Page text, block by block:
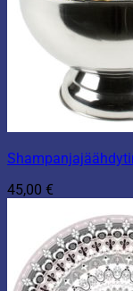
45,00 €